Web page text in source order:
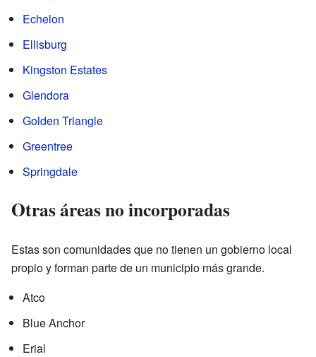
Echelon
Ellisburg
Kingston Estates
Glendora
Golden Triangle
Greentree
Springdale
Otras áreas no incorporadas
Estas son comunidades que no tienen un gobierno local
propio y forman parte de un municipio más grande.
Atco
Blue Anchor
Erial